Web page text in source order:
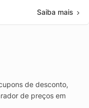
Saiba mais
de desconto,
de preços em